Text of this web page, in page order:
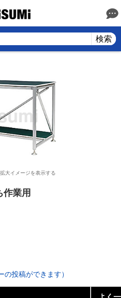
検索
大イメージを表示する
作業用
投稿ができます）